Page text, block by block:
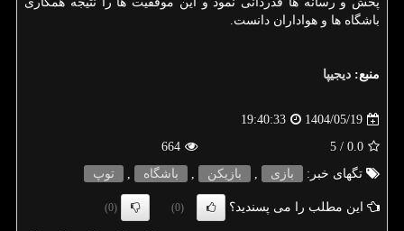
باشگاه ها و هواداران دانست.
منبع: دیجیپا
1404/05/19
19:40:33
0.0
/ 5
664
تگهای خبر:
بازی , بازیكن , باشگاه , توپ
این مطلب را می پسندید؟ (0)
(0)